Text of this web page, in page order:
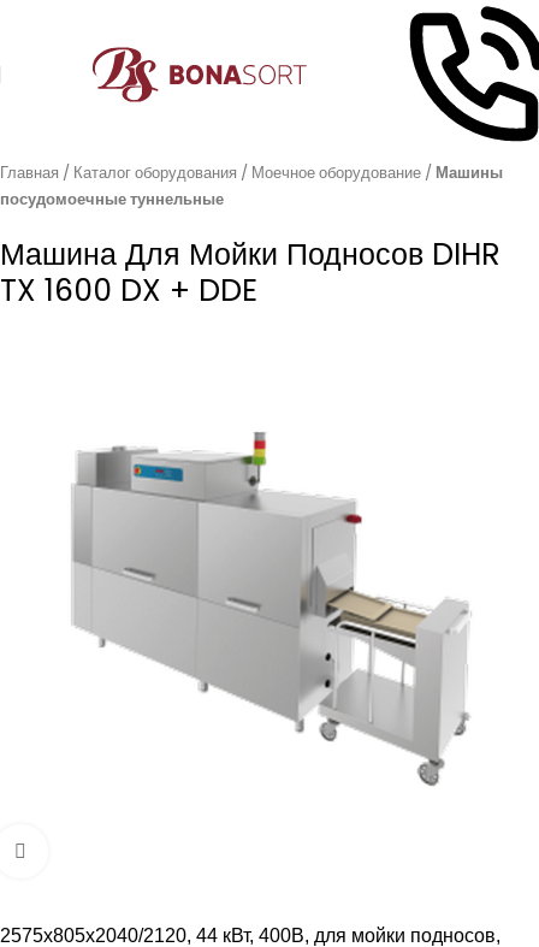
Главная Каталог оборудования Моечное оборудование
Машины
посудомоечные туннельные
Машина Для Мойки Подносов DIHR
TX 1600 DX + DDE
2575x805x2040/2120, 44 кВт, 400В, для мойки подносов,